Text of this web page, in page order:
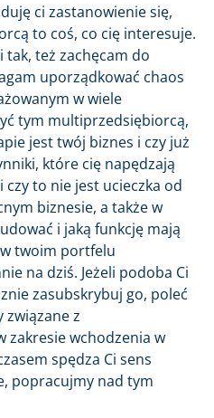
ci zastanowienie się,
to coś, co cię interesuje.
tak, też zachęcam do
uporządkować chaos
w wiele
tym multiprzedsiębiorcą,
jest twój biznes i czy już
które cię napędzają
to nie jest ucieczka od
biznesie, a także w
i jaką funkcję mają
twoim portfelu
na dziś. Jeżeli podoba Ci
zasubskrybuj go, poleć
związane z
zakresie wchodzenia w
spędza Ci sens
popracujmy nad tym